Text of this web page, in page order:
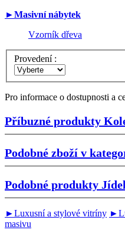
►Masivní nábytek
Vzorník dřeva
Provedení :
Pro informace o dostupnosti a
Příbuzné produkty
Podobné zboží v
Podobné produkty
►Luxusní a stylové vitríny
masivu